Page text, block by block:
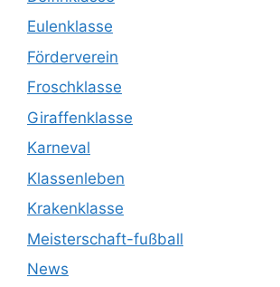
Eulenklasse
Förderverein
Froschklasse
Giraffenklasse
Karneval
Klassenleben
Krakenklasse
Meisterschaft-fußball
News